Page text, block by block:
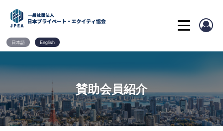
content
日本語 English
賛助会員紹介